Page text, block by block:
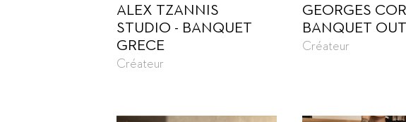
ALEX TZANNIS
STUDIO - BANQUET
GRECE
Créateur
GEORGES
BANQUET
Créateur